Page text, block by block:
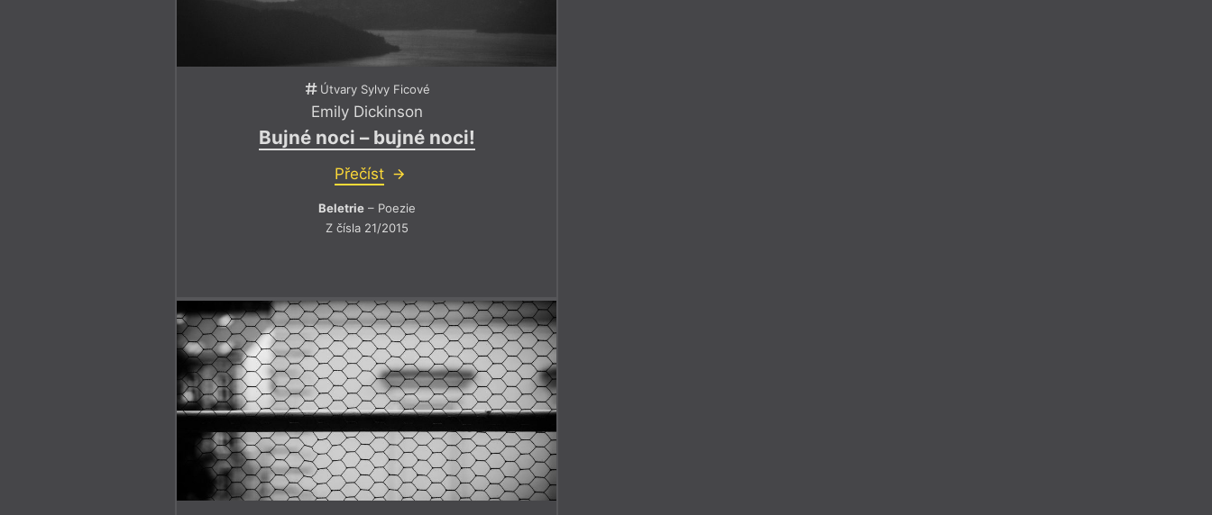
Útvary Sylvy Ficové
Emily Dickinson
Bujné noci – bujné noci!
Přečíst
Beletrie– Poezie
Z čísla 21/2015